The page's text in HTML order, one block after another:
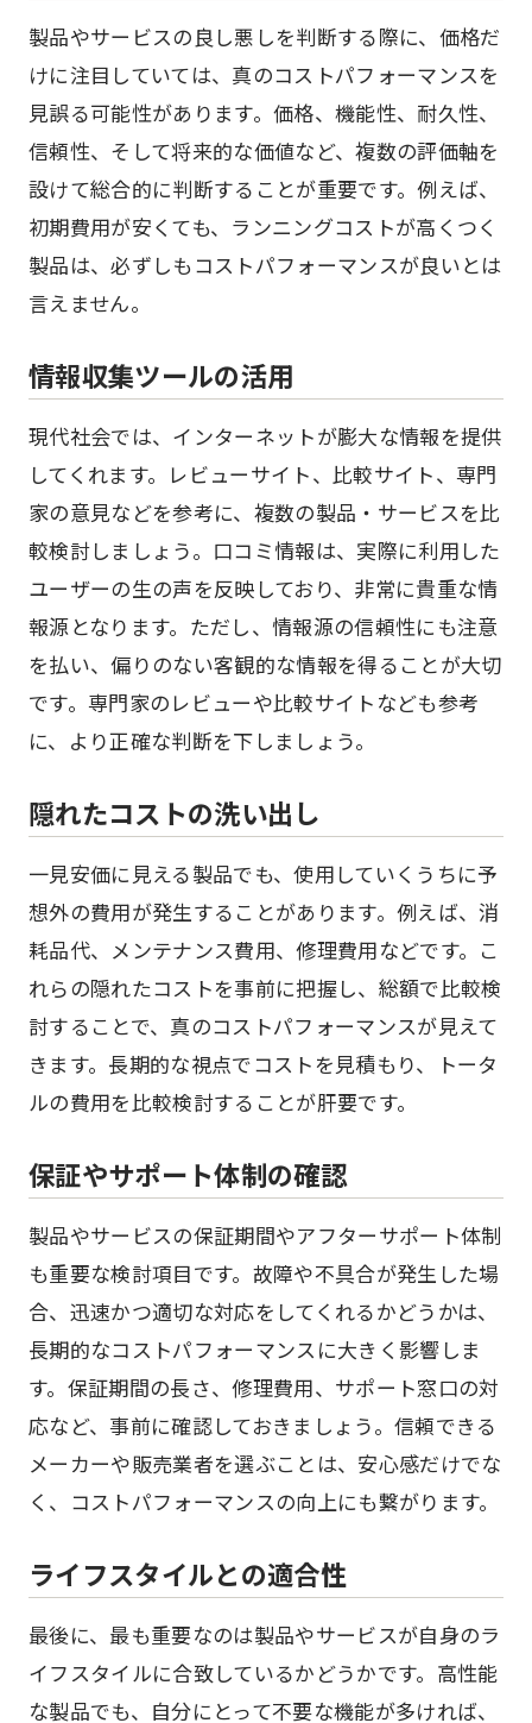
製品やサービスの良し悪しを判断する際に、価格だ
けに注目していては、真のコストパフォーマンスを
見誤る可能性があります。価格、機能性、耐久性、
信頼性、そして将来的な価値など、複数の評価軸を
設けて総合的に判断することが重要です。例えば、
初期費用が安くても、ランニングコストが高くつく
製品は、必ずしもコストパフォーマンスが良いとは
言えません。
情報収集ツールの活用
現代社会では、インターネットが膨大な情報を提供
してくれます。レビューサイト、比較サイト、専門
家の意見などを参考に、複数の製品・サービスを比
較検討しましょう。口コミ情報は、実際に利用した
ユーザーの生の声を反映しており、非常に貴重な情
報源となります。ただし、情報源の信頼性にも注意
を払い、偏りのない客観的な情報を得ることが大切
です。専門家のレビューや比較サイトなども参考
に、より正確な判断を下しましょう。
隠れたコストの洗い出し
一見安価に見える製品でも、使用していくうちに予
想外の費用が発生することがあります。例えば、消
耗品代、メンテナンス費用、修理費用などです。こ
れらの隠れたコストを事前に把握し、総額で比較検
討することで、真のコストパフォーマンスが見えて
きます。長期的な視点でコストを見積もり、トータ
ルの費用を比較検討することが肝要です。
保証やサポート体制の確認
製品やサービスの保証期間やアフターサポート体制
も重要な検討項目です。故障や不具合が発生した場
合、迅速かつ適切な対応をしてくれるかどうかは、
長期的なコストパフォーマンスに大きく影響しま
す。保証期間の長さ、修理費用、サポート窓口の対
応など、事前に確認しておきましょう。信頼できる
メーカーや販売業者を選ぶことは、安心感だけでな
く、コストパフォーマンスの向上にも繋がります。
ライフスタイルとの適合性
最後に、最も重要なのは製品やサービスが自身のラ
イフスタイルに合致しているかどうかです。高性能
な製品でも、自分にとって不要な機能が多ければ、